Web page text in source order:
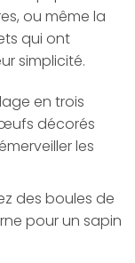
ou même la
qui ont
simplicité.
en trois
décorés
les
des boules de
pour un sapin